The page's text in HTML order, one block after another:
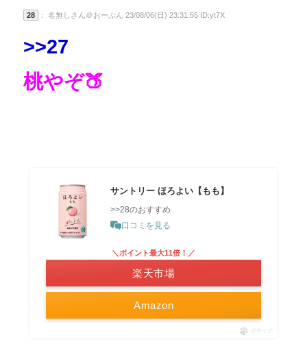
28 ： 名無しさん＠おーぷん 23/08/06(日) 23:31:55 ID:yt7X
>>27
桃やぞ🍑
サントリー ほろよい【もも】
>>28のおすすめ
口コミを見る
Amazon
＼ポイント最大11倍！／
楽天市場
ポチップ